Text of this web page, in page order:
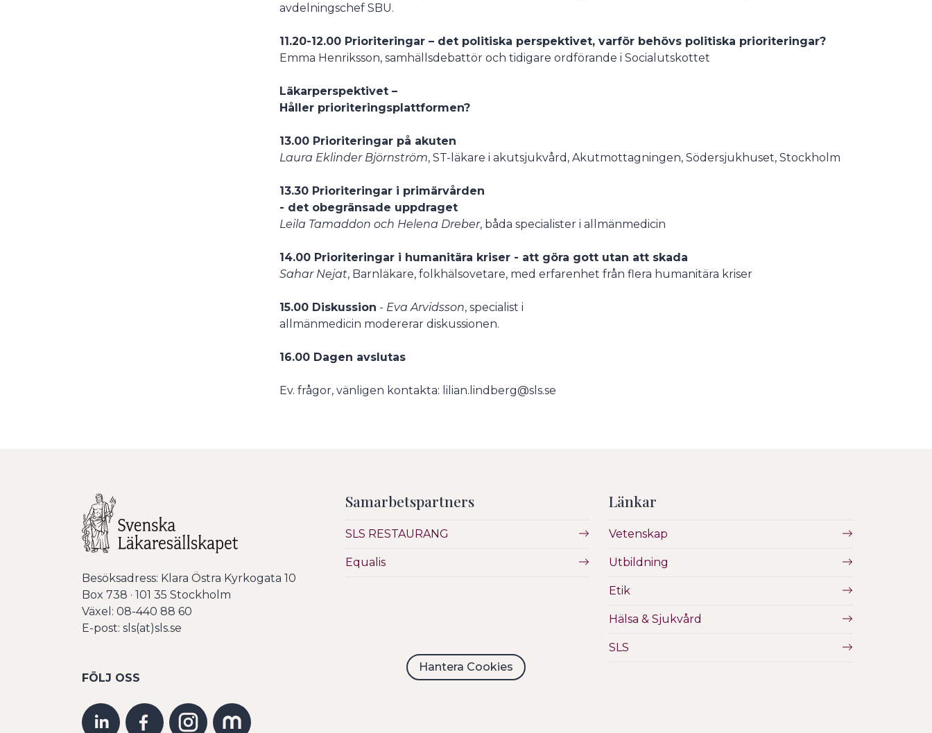
avdelningschef SBU.
11.20-12.00 Prioriteringar – det politiska perspektivet, varför behövs politiska prioriteringar?
Emma Henriksson, samhällsdebattör och tidigare ordförande i Socialutskottet
Läkarperspektivet –
Håller prioriteringsplattformen?
13.00 Prioriteringar på akuten
Laura Eklinder Björnström, ST-läkare i akutsjukvård, Akutmottagningen, Södersjukhuset, Stockholm
13.30 Prioriteringar i primärvården
- det obegränsade uppdraget
Leila Tamaddon och Helena Dreber, båda specialister i allmänmedicin
14.00 Prioriteringar i humanitära kriser - att göra gott utan att skada
Sahar Nejat, Barnläkare, folkhälsovetare, med erfarenhet från flera humanitära kriser
15.00 Diskussion - Eva Arvidsson, specialist i
allmänmedicin modererar diskussionen.
16.00 Dagen avslutas
Ev. frågor, vänligen kontakta: lilian.lindberg@sls.se
Besöksadress: Klara Östra Kyrkogata 10
Box 738 · 101 35 Stockholm
Växel: 08-440 88 60
E-post: sls(at)sls.se
FÖLJ OSS
Samarbetspartners
SLS RESTAURANG
Equalis
Länkar
Vetenskap
Utbildning
Etik
Hälsa & Sjukvård
SLS
Hantera Cookies